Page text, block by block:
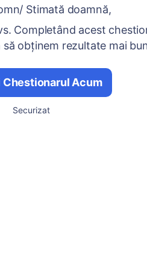
Stimată doamnă,
Completând acest
obținem rezultate mai
Acum
Securizat